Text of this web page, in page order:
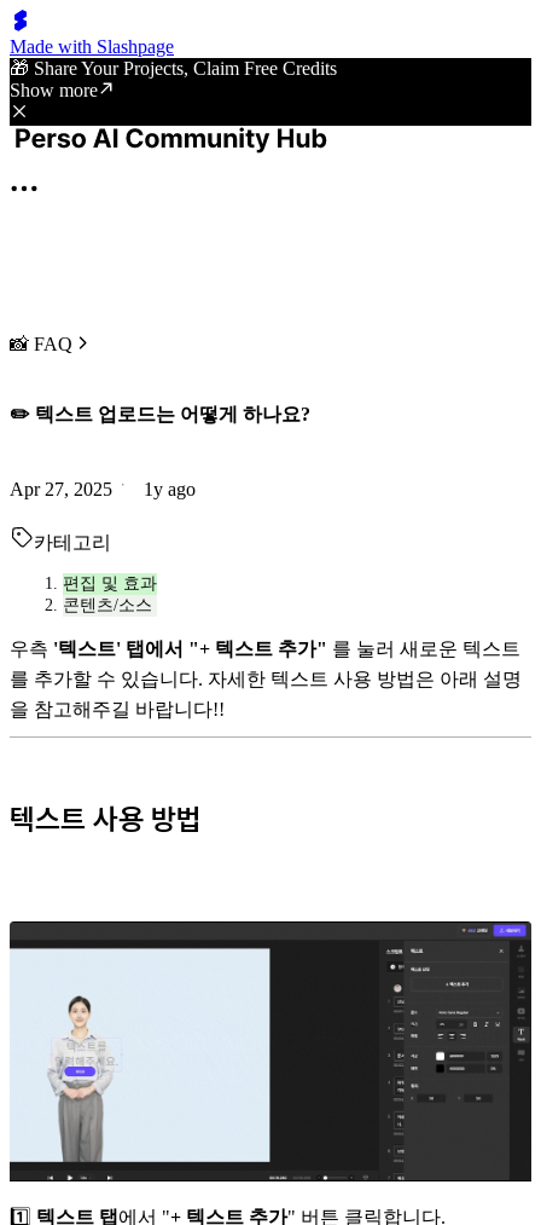
Made with Slashpage
🎁 Share Your Projects, Claim Free Credits
Show more
📸 FAQ
✏️ 텍스트 업로드는 어떻게 하나요?
Apr 27, 2025 1y ago
카테고리
편집 및 효과
콘텐츠/소스
우측 '텍스트' 탭에서 "+ 텍스트 추가" 를 눌러 새로운 텍스트
를 추가할 수 있습니다. 자세한 텍스트 사용 방법은 아래 설명
을 참고해주길 바랍니다!!
텍스트 사용 방법
1️⃣ 텍스트 탭 에서 "+ 텍스트 추가" 버튼 클릭합니다.